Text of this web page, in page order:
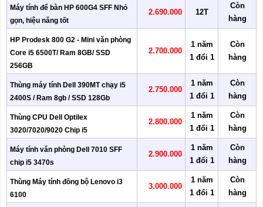
Máy tính để bàn HP 600G4 SFF Nhỏ
gọn, hiệu năng tốt
2.690.000 12T
Còn
hàng
HP Prodesk 800 G2 - Mini văn phòng
Core i5 6500T/ Ram 8GB/ SSD
256GB
2.700.000
1 năm
1 đổi 1
Còn
hàng
Thùng máy tính Dell 390MT chạy i5
2400S / Ram 8gb / SSD 128Gb
2.750.000
1 năm
1 đổi 1
Còn
hàng
Thùng CPU Dell Optilex
3020/7020/9020 Chip i5
2.800.000
1 năm
1 đổi 1
Còn
hàng
Máy tính văn phòng Dell 7010 SFF
chip i5 3470s
2.900.000
1 năm
1 đổi 1
Còn
hàng
Thùng Máy tính đồng bộ Lenovo i3
6100
3.000.000
1 năm
1 đổi 1
Còn
hàng